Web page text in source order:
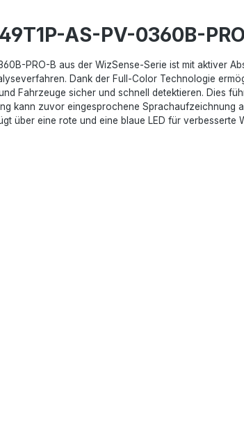
AS-PV-0360B-
PRO-B aus der WizSense-Serie ist mit aktiver
Dank der Full-Color Technologie
Fahrzeuge sicher und schnell detektieren. Dies
kann zuvor eingesprochene Sprachaufzeichnung
über eine rote und eine blaue LED für verbesserte